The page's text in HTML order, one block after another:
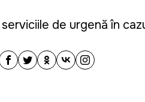
de urgență în